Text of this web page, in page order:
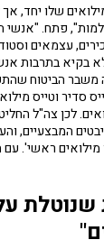
שלו יחד,
פתח.
עצמאים
בתרבות
משבר הביטוח
סדיר וטייס
לכן צה"ל
המבצעיים,
ראשי'.
שנוטלת